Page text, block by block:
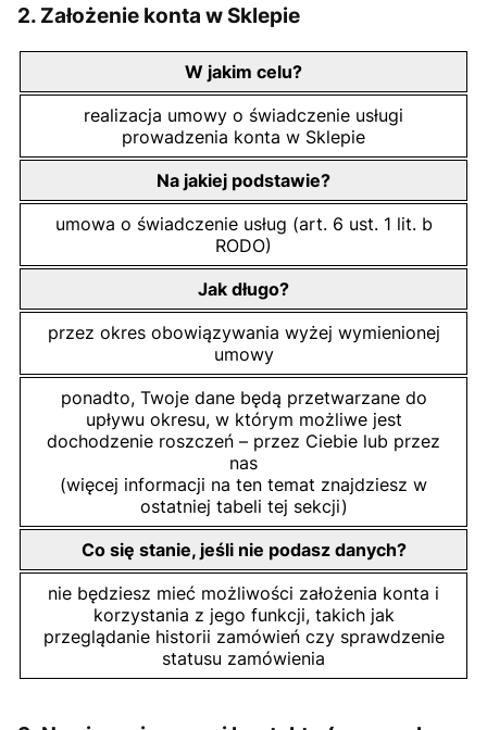
2. Założenie konta w Sklepie
W jakim celu?
realizacja umowy o świadczenie usługi
prowadzenia konta w Sklepie
Na jakiej podstawie?
umowa o świadczenie usług (art. 6 ust. 1 lit. b
RODO)
Jak długo?
przez okres obowiązywania wyżej wymienionej
umowy
ponadto, Twoje dane będą przetwarzane do
upływu okresu, w którym możliwe jest
dochodzenie roszczeń – przez Ciebie lub przez
nas
(więcej informacji na ten temat znajdziesz w
ostatniej tabeli tej sekcji)
Co się stanie, jeśli nie podasz danych?
nie będziesz mieć możliwości założenia konta i
korzystania z jego funkcji, takich jak
przeglądanie historii zamówień czy sprawdzenie
statusu zamówienia